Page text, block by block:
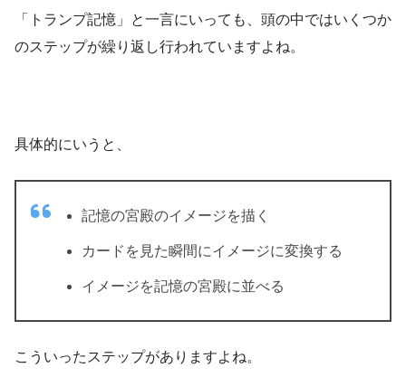
「トランプ記憶」と一言にいっても、頭の中ではいくつか
のステップが繰り返し行われていますよね。
具体的にいうと、
記憶の宮殿のイメージを描く
カードを見た瞬間にイメージに変換する
イメージを記憶の宮殿に並べる
こういったステップがありますよね。